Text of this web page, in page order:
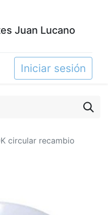
Juan Lucano
Iniciar sesión
circular recambio